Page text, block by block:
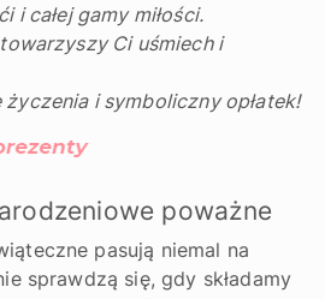
i całej gamy miłości.
Ci uśmiech i
życzenia i symboliczny opłatek!
poważne
pasują niemal na
sprawdzą się, gdy składamy